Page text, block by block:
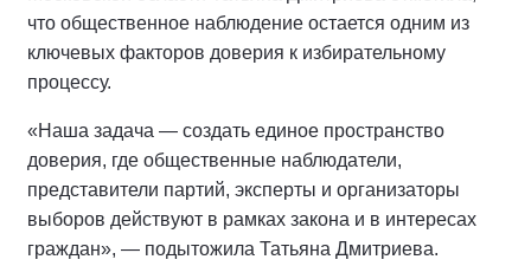
что общественное наблюдение остается одним из
ключевых факторов доверия к избирательному
процессу.
«Наша задача — создать единое пространство
доверия, где общественные наблюдатели,
представители партий, эксперты и организаторы
выборов действуют в рамках закона и в интересах
граждан», — подытожила Татьяна Дмитриева.